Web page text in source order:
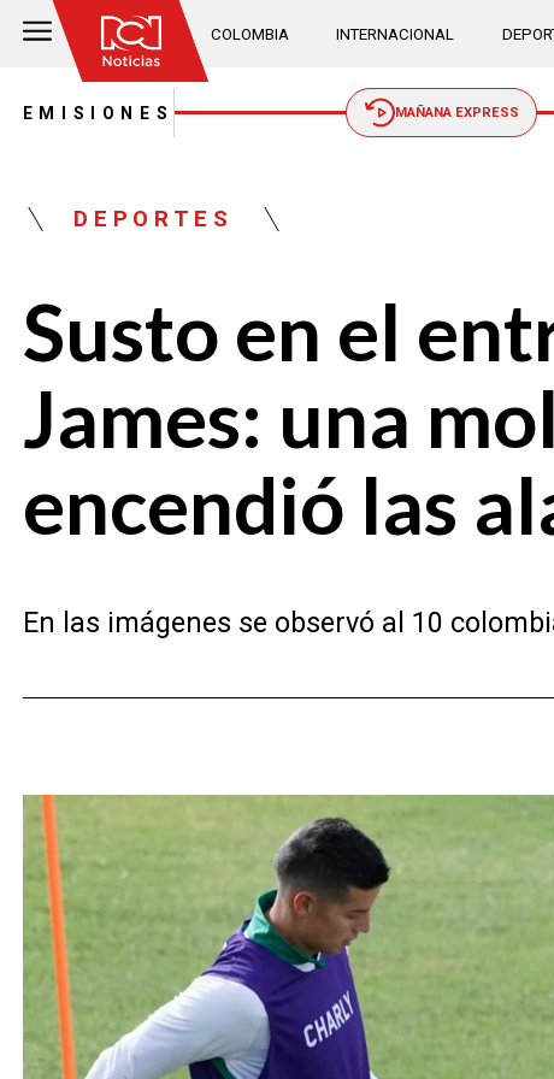
COLOMBIA INTERNACIONAL
EMISIONES MAÑANA EXPRESS
DEPORTES
Susto en el
James: una
encendió las
En las imágenes se observó al 10